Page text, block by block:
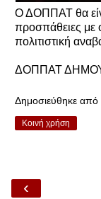
Ο ΔΟΠΠΑΤ θα
προσπάθειες με
πολιτιστική
ΔΟΠΠΑΤ
Δημοσιεύθηκε από
Κοινή χρήση
‹